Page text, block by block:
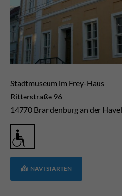
Stadtmuseum im Frey-Haus
Ritterstraße 96
14770 Brandenburg an der Havel
NAVI STARTEN